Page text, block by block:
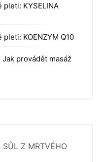
KYSELINA
KOENZYM Q10
provádět masáž
SŮL Z MRTVÉHO